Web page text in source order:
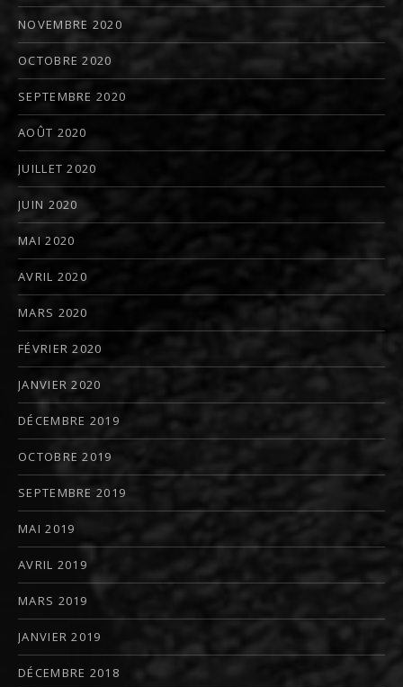
NOVEMBRE 2020
OCTOBRE 2020
SEPTEMBRE 2020
AOÛT 2020
JUILLET 2020
JUIN 2020
MAI 2020
AVRIL 2020
MARS 2020
FÉVRIER 2020
JANVIER 2020
DÉCEMBRE 2019
OCTOBRE 2019
SEPTEMBRE 2019
MAI 2019
AVRIL 2019
MARS 2019
JANVIER 2019
DÉCEMBRE 2018